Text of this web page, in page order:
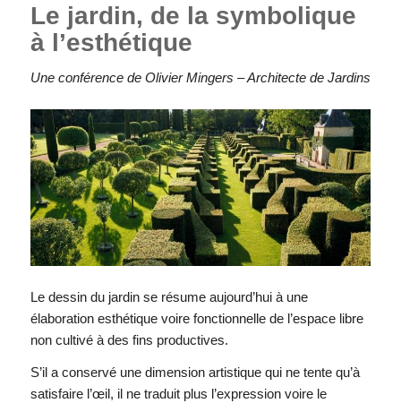
Le jardin, de la symbolique
à l’esthétique
Une conférence de Olivier Mingers – Architecte de Jardins
Le dessin du jardin se résume aujourd’hui à une
élaboration esthétique voire fonctionnelle de l’espace libre
non cultivé à des fins productives.
S’il a conservé une dimension artistique qui ne tente qu’à
satisfaire l’œil, il ne traduit plus l’expression voire le